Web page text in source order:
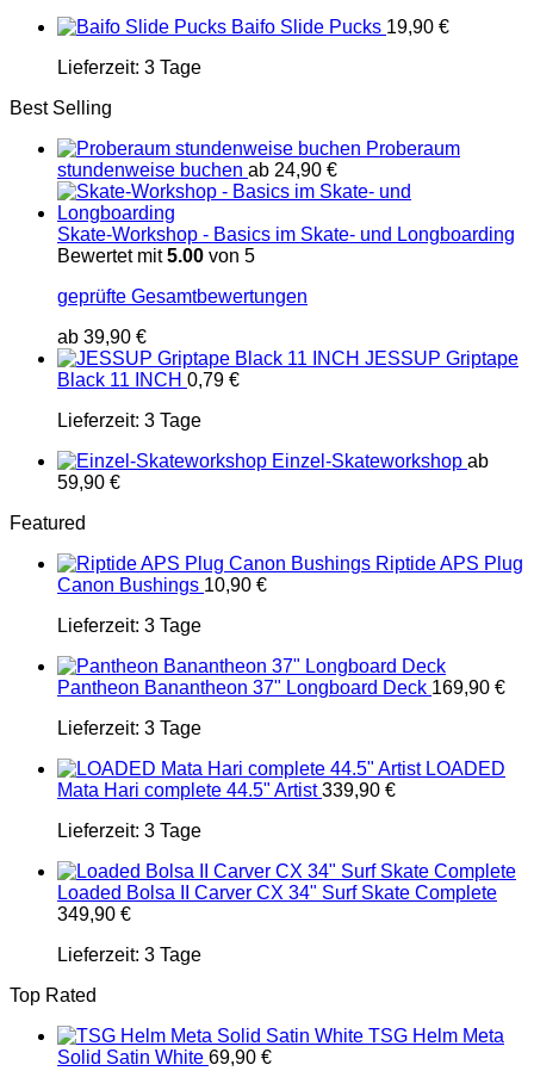
Baifo Slide Pucks 19,90 €
Lieferzeit: 3 Tage
Best Selling
Proberaum
stundenweise buchen ab 24,90 €
Skate-Workshop - Basics im Skate- und Longboarding
Bewertet mit5.00 von 5
geprüfte Gesamtbewertungen
ab 39,90 €
JESSUP Griptape
Black 11 INCH 0,79 €
Lieferzeit: 3 Tage
Einzel-Skateworkshop ab
59,90 €
Featured
Riptide APS Plug
Canon Bushings 10,90 €
Lieferzeit: 3 Tage
Pantheon Banantheon 37" Longboard Deck 169,90 €
Lieferzeit: 3 Tage
LOADED
Mata Hari complete 44.5" Artist 339,90 €
Lieferzeit: 3 Tage
Loaded Bolsa II Carver CX 34" Surf Skate Complete
349,90 €
Lieferzeit: 3 Tage
Top Rated
TSG Helm Meta
Solid Satin White 69,90 €